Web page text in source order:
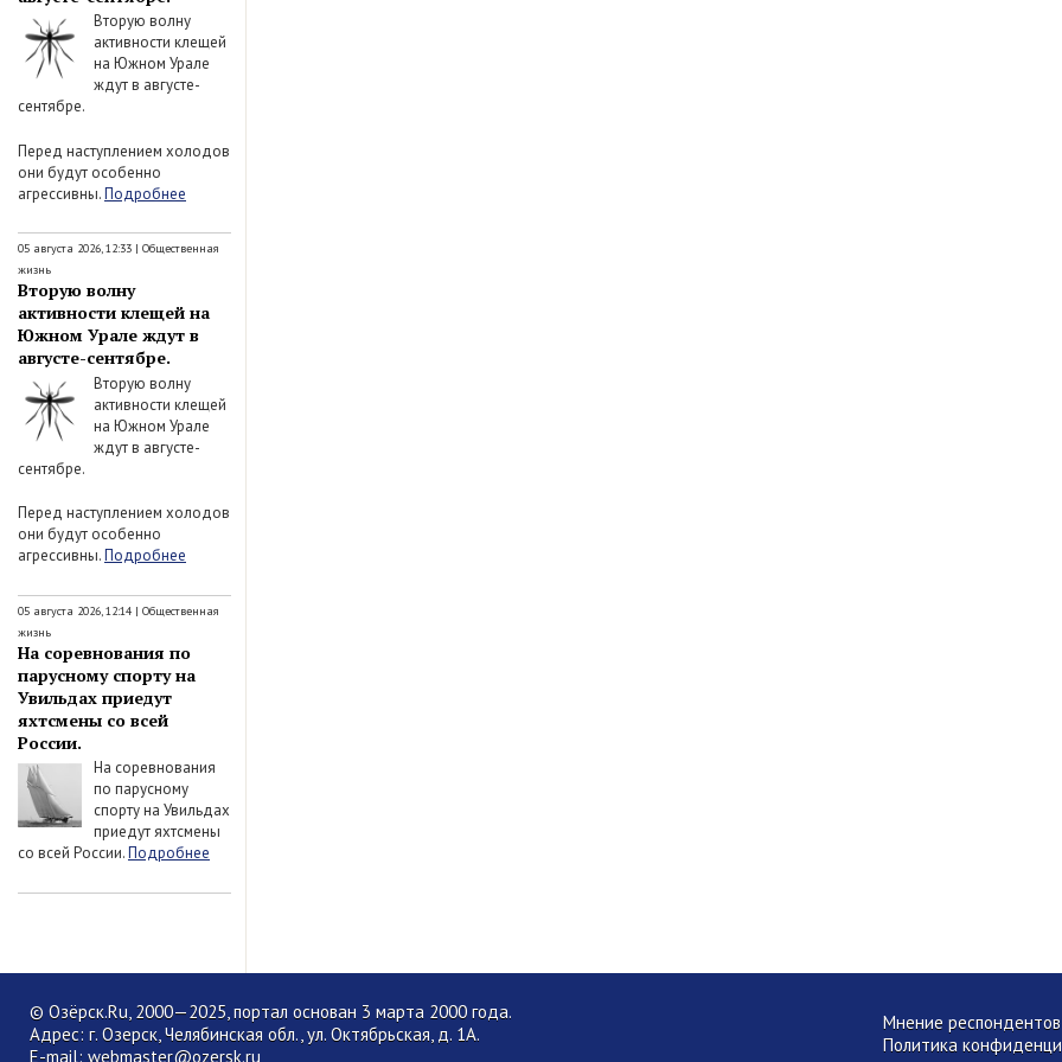
Вторую волну
активности клещей
на Южном Урале
ждут в августе-
сентябре.
Перед наступлением холодов
они будут особенно
агрессивны.Подробнее
05 августа 2026, 12:33 | Общественная
жизнь
Вторую волну
активности клещей на
Южном Урале ждут в
августе-сентябре.
Вторую волну
активности клещей
на Южном Урале
ждут в августе-
сентябре.
Перед наступлением холодов
они будут особенно
агрессивны.Подробнее
05 августа 2026, 12:14 | Общественная
жизнь
На соревнования по
парусному спорту на
Увильдах приедут
яхтсмены со всей
России.
На соревнования
по парусному
спорту на Увильдах
приедут яхтсмены
со всей России.Подробнее
© Озёрск.Ru, 2000—2025, портал основан 3 марта 2000 года.
Адрес: г. Озерск, Челябинская обл., ул. Октябрьская, д. 1А.
E-mail: webmaster@ozersk.ru
Мнение
Политика